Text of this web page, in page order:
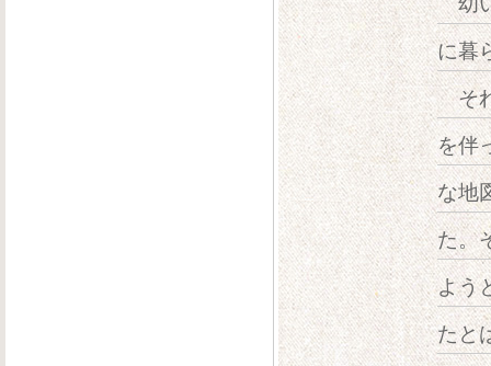
に暮
それ
を伴
な地
た。
よう
たと